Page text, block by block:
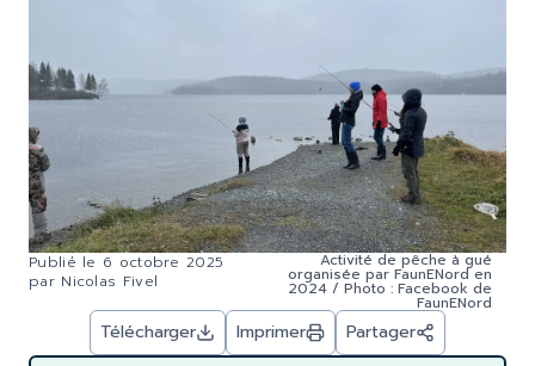
Publié le 6 octobre 2025
par Nicolas Fivel
Activité de pêche à gué
organisée par FaunENord en
2024 / Photo : Facebook de
FaunENord
Télécharger Imprimer Partager